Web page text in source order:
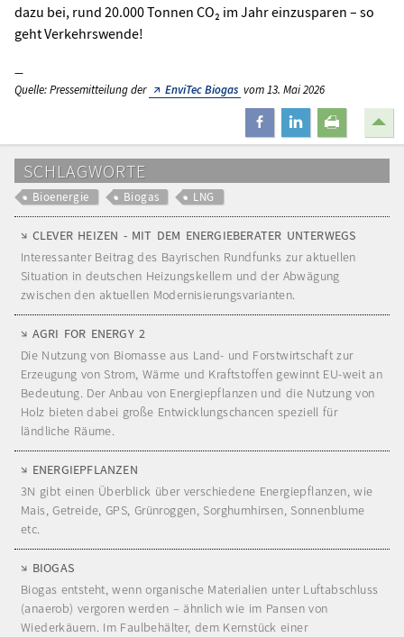
dazu bei, rund 20.000 Tonnen CO₂ im Jahr einzusparen – so
geht Verkehrswende!
Quelle: Pressemitteilung der EnviTec Biogas vom 13. Mai 2026
teilen mitteilendrucken
SCHLAGWORTE
Bioenergie Biogas LNG
CLEVER HEIZEN - MIT DEM ENERGIEBERATER UNTERWEGS
Interessanter Beitrag des Bayrischen Rundfunks zur aktuellen
Situation in deutschen Heizungskellern und der Abwägung
zwischen den aktuellen Modernisierungsvarianten.
AGRI FOR ENERGY 2
Die Nutzung von Biomasse aus Land- und Forstwirtschaft zur
Erzeugung von Strom, Wärme und Kraftstoffen gewinnt EU-weit an
Bedeutung. Der Anbau von Energiepflanzen und die Nutzung von
Holz bieten dabei große Entwicklungschancen speziell für
ländliche Räume.
ENERGIEPFLANZEN
3N gibt einen Überblick über verschiedene Energiepflanzen, wie
Mais, Getreide, GPS, Grünroggen, Sorghumhirsen, Sonnenblume
etc.
BIOGAS
Biogas entsteht, wenn organische Materialien unter Luftabschluss
(anaerob) vergoren werden – ähnlich wie im Pansen von
Wiederkäuern. Im Faulbehälter, dem Kernstück einer